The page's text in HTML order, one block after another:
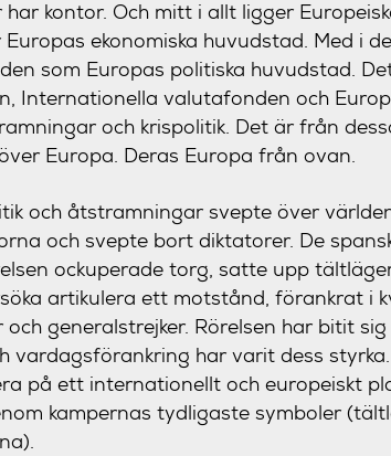
kontor. Och mitt i allt ligger
ekonomiska huvudstad. Med i
som Europas politiska huvudstad.
Internationella valutafonden och
och krispolitik. Det är från
Europa. Deras Europa från ovan.
och åtstramningar svepte över
och svepte bort diktatorer. De
ockuperade torg, satte upp
artikulera ett motstånd, förankrat i
generalstrejker. Rörelsen har bitit
vardagsförankring har varit dess
på ett internationellt och europeiskt
kampernas tydligaste symboler